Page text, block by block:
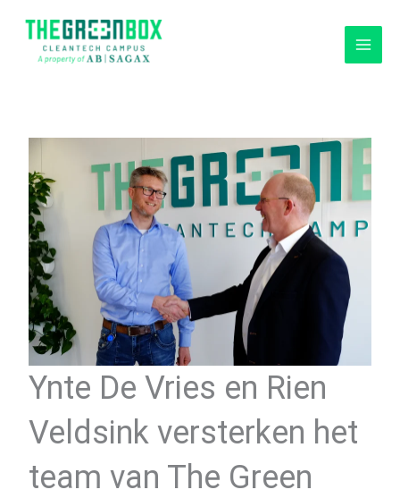
Ynte De Vries en Rien
Veldsink versterken het
team van The Green